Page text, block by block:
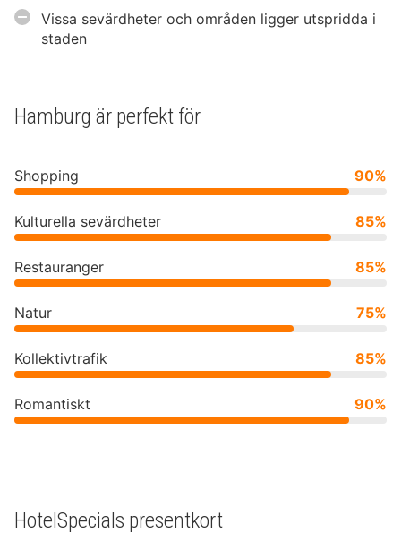
Vissa sevärdheter och områden ligger utspridda i
staden
Hamburg är perfekt för
Shopping 90%
Kulturella sevärdheter 85%
Restauranger 85%
Natur 75%
Kollektivtrafik 85%
Romantiskt 90%
HotelSpecials presentkort